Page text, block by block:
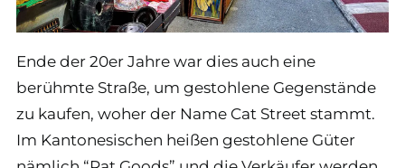
Ende der 20er Jahre war dies auch eine
berühmte Straße, um gestohlene Gegenstände
zu kaufen, woher der Name Cat Street stammt.
Im Kantonesischen heißen gestohlene Güter